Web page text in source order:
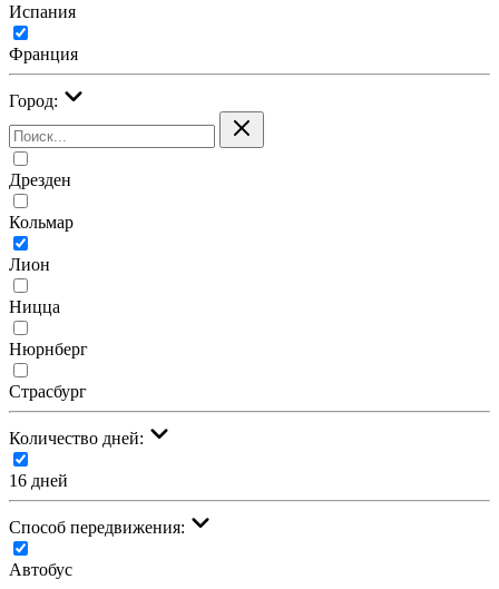
Испания
Франция
Город:
Дрезден
Кольмар
Лион
Ницца
Нюрнберг
Страсбург
Количество дней:
16 дней
Cпособ передвижения:
Автобус